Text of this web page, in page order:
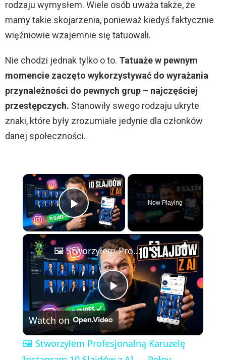
rodzaju wymysłem. Wiele osób uważa także, że
mamy takie skojarzenia, ponieważ kiedyś faktycznie
więźniowie wzajemnie się tatuowali.
Nie chodzi jednak tylko o to. Tatuaże w pewnym
momencie zaczęto wykorzystywać do wyrażania
przynależności do pewnych grup – najczęściej
przestępczych. Stanowiły swego rodzaju ukryte
znaki, które były zrozumiałe jedynie dla członków
danej społeczności.
×
Play Video
Now Playing
×
P
l
🖼️ Stworzyłem Profesjonalną Karuzelę Instagram 10 Slajdów z AI — Pełny Workflow z Claude & FlexClip
Watch on
🖼️ Stworzyłem Profesjonalną Karuzelę